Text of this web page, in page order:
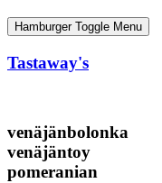
Hamburger Toggle Menu
Tastaway's
venäjänbolonka
venäjäntoy
pomeranian